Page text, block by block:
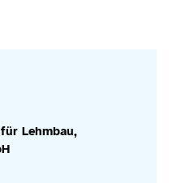
Lehmbau,